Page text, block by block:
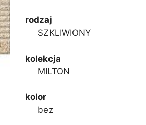
rodzaj
SZKLIWIONY
kolekcja
MILTON
kolor
bez